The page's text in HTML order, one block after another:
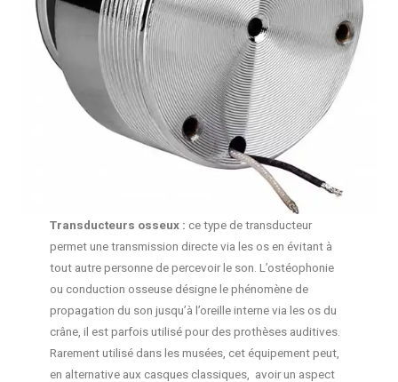
Transducteurs osseux : ce type de transducteur
permet une transmission directe via les os en évitant à
tout autre personne de percevoir le son. L’ostéophonie
ou conduction osseuse désigne le phénomène de
propagation du son jusqu’à l’oreille interne via les os du
crâne, il est parfois utilisé pour des prothèses auditives.
Rarement utilisé dans les musées, cet équipement peut,
en alternative aux casques classiques, avoir un aspect